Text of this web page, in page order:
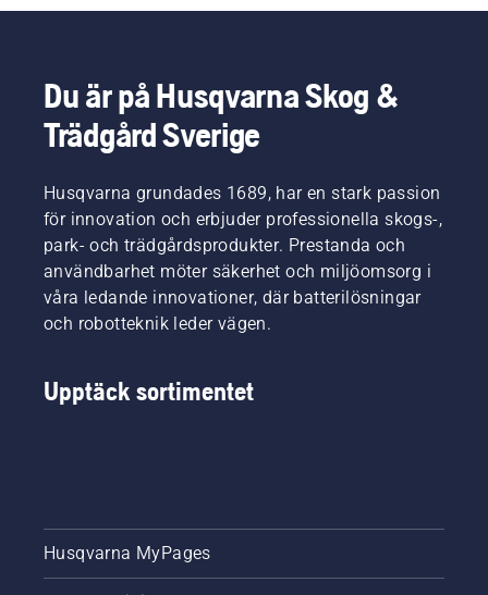
Du är på Husqvarna Skog &
Trädgård Sverige
Husqvarna grundades 1689, har en stark passion
för innovation och erbjuder professionella skogs-,
park- och trädgårdsprodukter. Prestanda och
användbarhet möter säkerhet och miljöomsorg i
våra ledande innovationer, där batterilösningar
och robotteknik leder vägen.
Upptäck sortimentet
Husqvarna MyPages